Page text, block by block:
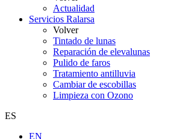
Actualidad
Servicios Ralarsa
Volver
Tintado de lunas
Reparación de elevalunas
Pulido de faros
Tratamiento antilluvia
Cambiar de escobillas
Limpieza con Ozono
ES
EN